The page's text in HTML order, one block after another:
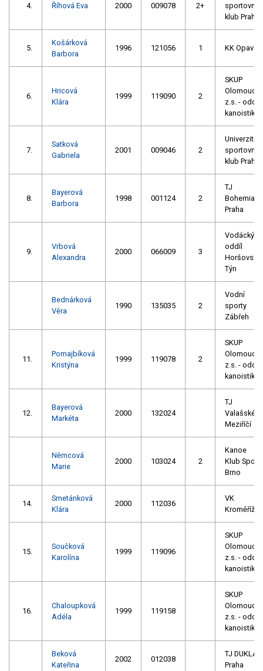
4. Říhová Eva 2000 009078 2+
sportovní
klub Praha
5.
Košárková
Barbora
1996 121056 1 KK Opava
6.
Hricová
Klára
1999 119090 2
SKUP
Olomouc,
z.s. - oddíl
kanoistiky
7.
Satková
Gabriela
2001 009046 2
Univerzitní
sportovní
klub Praha
8.
Bayerová
Barbora
1998 001124 2
TJ
Bohemians
Praha
9.
Vrbová
Alexandra
2000 066009 3
Vodácký
oddíl
Horšovský
Týn
Bednárková
Věra
1990 135035 2
Vodní
sporty
Zábřeh
11.
Pomajbíková
Kristýna
1999 119078 2
SKUP
Olomouc,
z.s. - oddíl
kanoistiky
12.
Bayerová
Markéta
2000 132024
TJ
Valašské
Meziříčí
Němcová
Marie
2000 103024 2
Kanoe
Klub Spoj
Brno
14.
Smetánková
Klára
2000 112036
VK
Kroměříž
15.
Součková
Karolína
1999 119096
SKUP
Olomouc,
z.s. - oddíl
kanoistiky
16.
Chaloupková
Adéla
1999 119158
SKUP
Olomouc,
z.s. - oddíl
kanoistiky
Beková
Kateřina
2002 012038
TJ DUKLA
Praha